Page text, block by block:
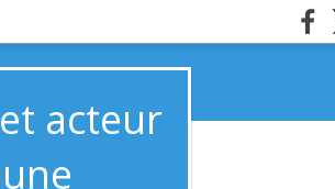
acteur